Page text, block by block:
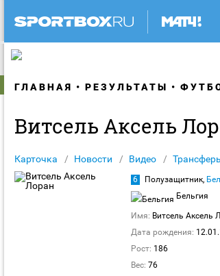
ГЛАВНАЯ РЕЗУЛЬТАТЫ
Витсель Аксель
Карточка Новости Видео
6 Полузащитник,
Бельгия
Имя: Витсель Аксель
Дата рождения:
Рост: 186
Вес: 76